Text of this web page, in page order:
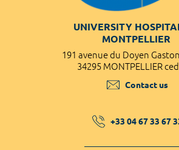
UNIVERSITY
MONTPELLIER
191 avenue du Doyen
34295 MONTPELLIER
Contact us
+33 04 67 33 67